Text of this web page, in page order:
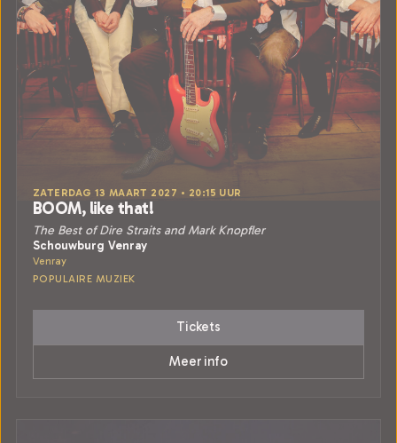
ZATERDAG 13 MAART 2027 • 20:15 UUR
BOOM, like that!
The Best of Dire Straits and Mark Knopfler
Schouwburg Venray
Venray
POPULAIRE MUZIEK
Tickets
Meer info